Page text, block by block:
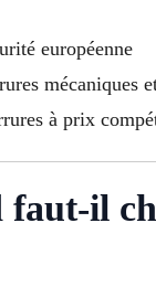
européenne
mécaniques
à prix
faut-il